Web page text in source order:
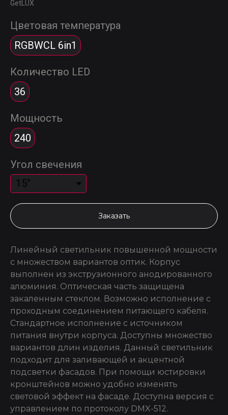
GetLUX
Цветовая температура
RGBWCL 6in1
Количество LED
36
Мощность
240
Угол свечения
Заказать
Линейный светильник повышенной мощности
с множеством вариантов оптик. Корпус
выполнен из экструзионного анодированного
алюминия. Оптическая часть защищена
закаленным стеклом. Возможно исполнение с
проходным соединением питающего кабеля.
Стандартное исполнение с источником
питания внутри корпуса. Доступны множество
вариантов длин изделия. Данный светильник
подходит для заливающей и акцентной
подсветки фасадов. При помощи юстировки
кронштейнов можно удобно изменять
световой эффект на фасаде. Доступна версия с
управлением по протоколу DMX-512.